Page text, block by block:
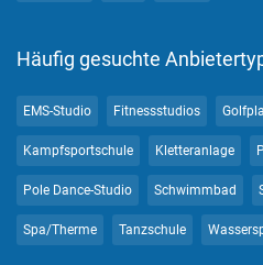
Häufig gesuchte
EMS-Studio Fitnessstudios
Kampfsportschule Kletteranlage
Pole Dance-Studio Schwimmbad
Spa/Therme Tanzschule